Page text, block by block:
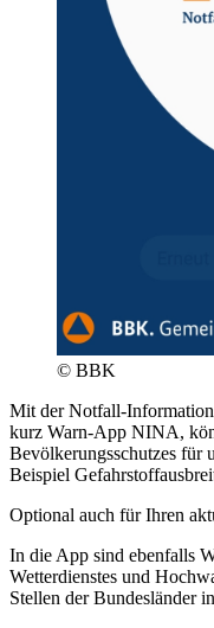
© BBK
Mit der Notfall-
kurz Warn-App NINA,
Bevölkerungsschutzes für
Beispiel
Optional auch für Ihren
In die App sind ebenfalls
Wetterdienstes und
Stellen der Bundesländer